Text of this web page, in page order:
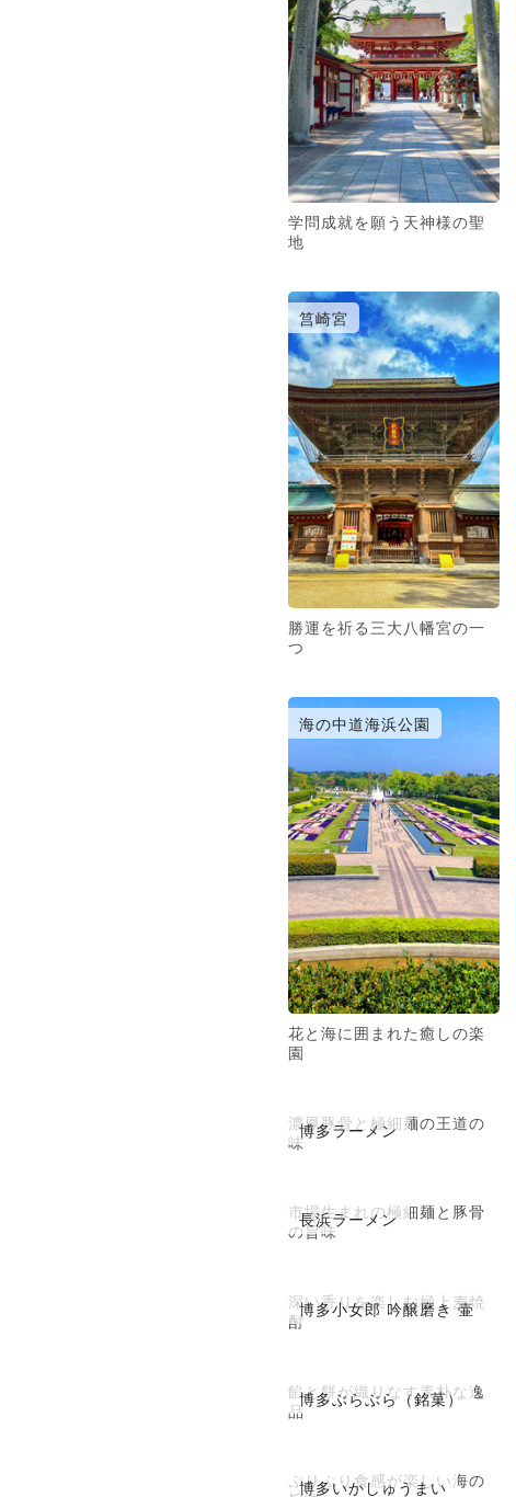
学問成就を願う天神様の聖
地
筥崎宮
勝運を祈る三大八幡宮の一
つ
海の中道海浜公園
花と海に囲まれた癒しの楽
園
博多ラーメン
濃厚豚骨と極細麺の王道の
味
長浜ラーメン
市場生まれの極細麺と豚骨
の旨味
博多小女郎 吟醸磨き 壷
深い香りを楽しむ極上麦焼
酎
博多ぶらぶら（銘菓）
餡と餅が織りなす素朴な逸
品
博多いかしゅうまい
ぷりぷり食感が楽しい海の